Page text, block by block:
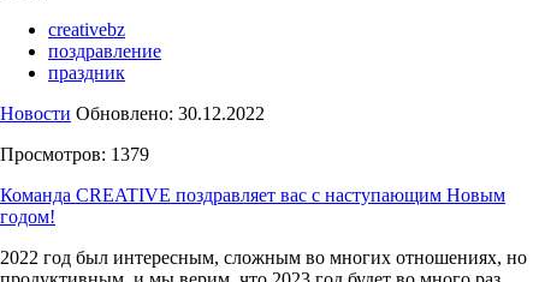
creativebz
поздравление
праздник
Новости Обновлено: 30.12.2022
Просмотров: 1379
Команда CREATIVE поздравляет вас с наступающим Новым
годом!
2022 год был интересным, сложным во многих отношениях, но